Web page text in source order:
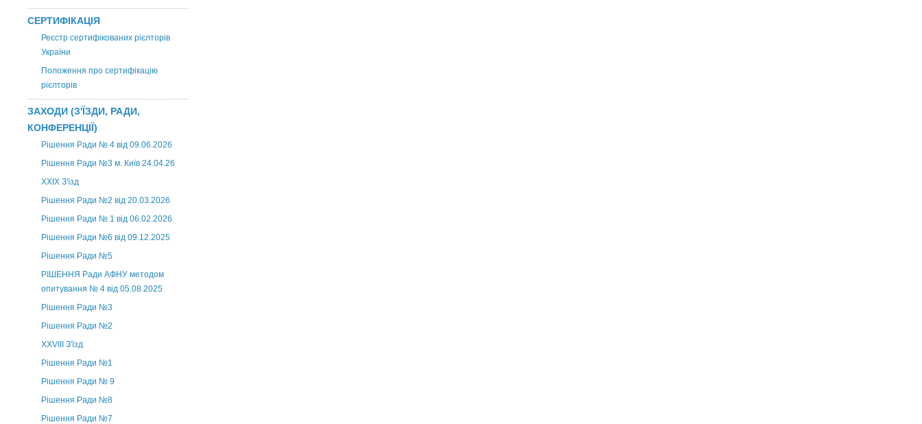
СЕРТИФІКАЦІЯ
Реєстр сертифікованих рієлторів
України
Положення про сертифікацію
рієлторів
ЗАХОДИ (З'ЇЗДИ, РАДИ,
КОНФЕРЕНЦІЇ)
Рішення Ради № 4 від 09.06.2026
Рішення Ради №3 м. Київ 24.04.26
XXІХ З'їзд
Рішення Ради №2 від 20.03.2026
Рішення Ради № 1 від 06.02.2026
Рішення Ради №6 від 09.12.2025
Рішення Ради №5
РІШЕННЯ Ради АФНУ методом
опитування № 4 від 05.08.2025
Рішення Ради №3
Рішення Ради №2
XXVIII З'їзд
Рішення Ради №1
Рішення Ради № 9
Рішення Ради №8
Рішення Ради №7